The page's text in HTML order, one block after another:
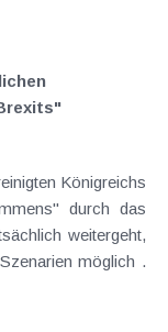
Königreichs
durch das
weitergeht,